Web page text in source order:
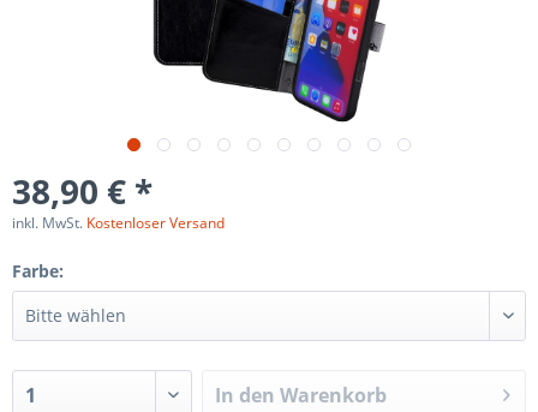
38,90 € *
inkl. MwSt. Kostenloser Versand
Farbe:
In den Warenkorb